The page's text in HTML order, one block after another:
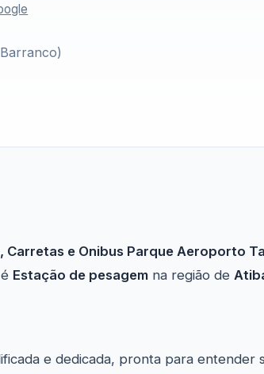
Carretas e Onibus Parque Aeroporto
Estação de pesagem na região de
e dedicada, pronta para entender